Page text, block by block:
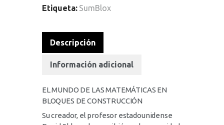
Etiqueta: SumBlox
Descripción
Información adicional
EL MUNDO DE LAS MATEMÁTICAS EN
BLOQUES DE CONSTRUCCIÓN
Su creador, el profesor estadounidense